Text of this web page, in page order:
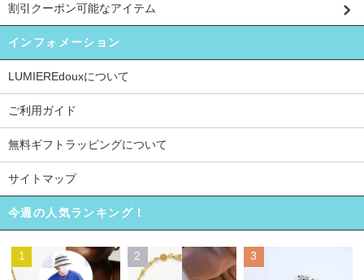
割引クーポン可能なアイテム
インフォメーション
LUMIEREdouxについて
ご利用ガイド
無料ギフトラッピングについて
サイトマップ
今週の人気ランキング！
1 2 3